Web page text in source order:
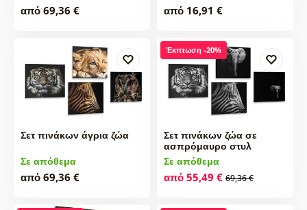
από 69,36 € από 16,91 €
Σετ πινάκων άγρια ζώα
Σε απόθεμα
από 69,36 €
Έκπτωση -20%
Σετ πινάκων ζώα σε
ασπρόμαυρο στυλ
Σε απόθεμα
από 55,49 € 69,36 €